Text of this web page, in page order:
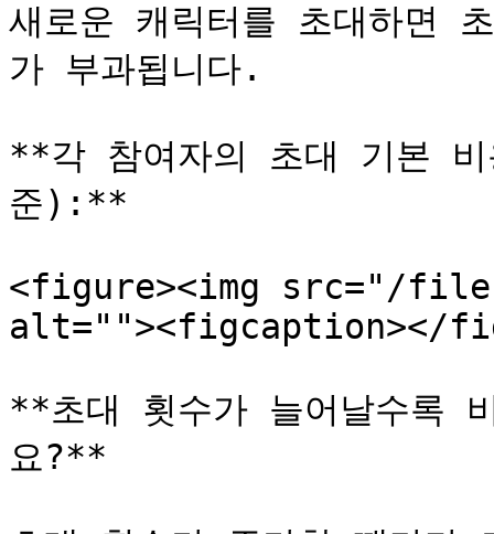
새로운 캐릭터를 초대하면
가 부과됩니다.
**각 참여자의 초대 기본
준):**
<figure><img src="/
alt=""><figcaption></
**초대 횟수가 늘어날수록
요?**